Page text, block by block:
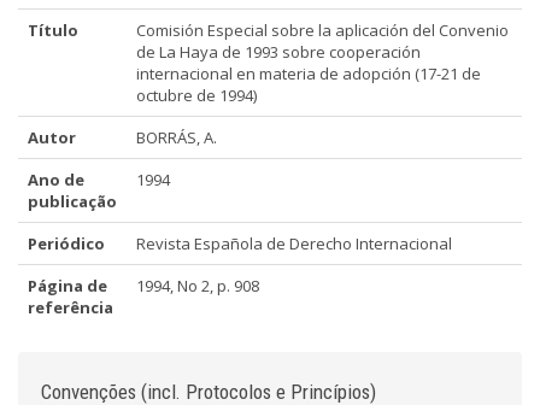
Título
Comisión Especial sobre la aplicación del Convenio
de La Haya de 1993 sobre cooperación
internacional en materia de adopción (17-21 de
octubre de 1994)
Autor
BORRÁS, A.
Ano de
publicação
1994
Periódico
Revista Española de Derecho Internacional
Página de
referência
1994, No 2, p. 908
Convenções (incl. Protocolos e Princípios)